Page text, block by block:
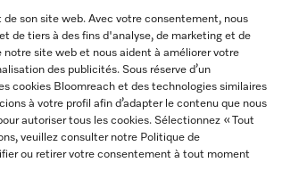
Revendeurs
d'utilisation Déclaration d'accessibilité
son site web. Avec votre consentement, nous
de tiers à des fins d'analyse, de marketing et de
site web et nous aident à améliorer votre
des publicités. Sous réserve d’un
cookies Bloomreach et des technologies similaires
à votre profil afin d’adapter le contenu que nous
autoriser tous les cookies. Sélectionnez « Tout
veuillez consulter notre Politique de
ou retirer votre consentement à tout moment